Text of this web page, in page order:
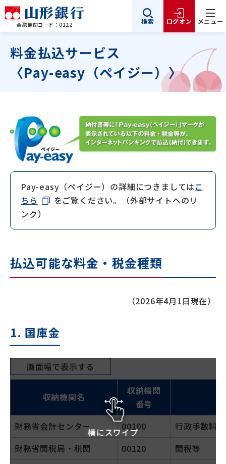
金融機関コード：0122 検索 ログオン メニュー
料金払込サービス
〈Pay-easy（ペイジー）〉
Pay-easy（ペイジー）の詳細につきましてはこ
ちら
をご覧ください。（外部サイトへのリ
ンク）
払込可能な料金・税金種類
（2026年4月1日現在）
1. 国庫金
画面幅で表示する
収納機関名
収納機関
番号
財務省会計センター
00100
行政手数料
財務省関税局・税関
00120 関税等
横にスワイプ